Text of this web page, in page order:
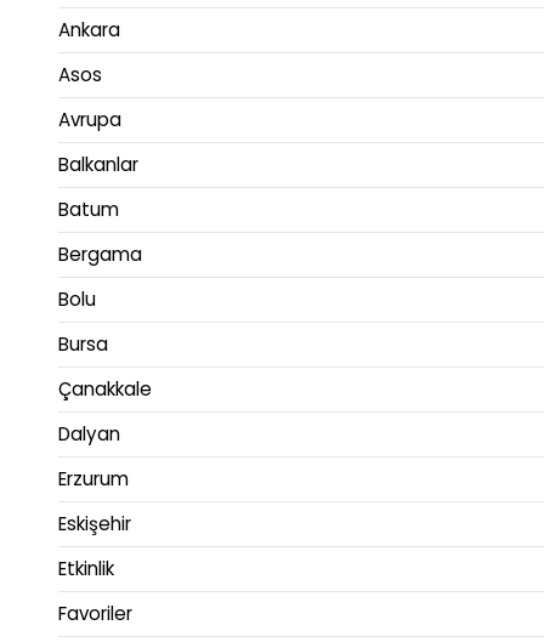
Ankara
Asos
Avrupa
Balkanlar
Batum
Bergama
Bolu
Bursa
Çanakkale
Dalyan
Erzurum
Eskişehir
Etkinlik
Favoriler